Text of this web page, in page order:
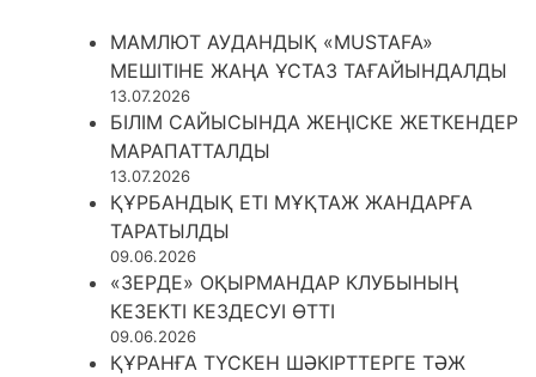
МАМЛЮТ АУДАНДЫҚ «MUSTAFA»
МЕШІТІНЕ ЖАҢА ҰСТАЗ ТАҒАЙЫНДАЛДЫ
13.07.2026
БІЛІМ САЙЫСЫНДА ЖЕҢІСКЕ ЖЕТКЕНДЕР
МАРАПАТТАЛДЫ
13.07.2026
ҚҰРБАНДЫҚ ЕТІ МҰҚТАЖ ЖАНДАРҒА
ТАРАТЫЛДЫ
09.06.2026
«ЗЕРДЕ» ОҚЫРМАНДАР КЛУБЫНЫҢ
КЕЗЕКТІ КЕЗДЕСУІ ӨТТІ
09.06.2026
ҚҰРАНҒА ТҮСКЕН ШӘКІРТТЕРГЕ ТӘЖ